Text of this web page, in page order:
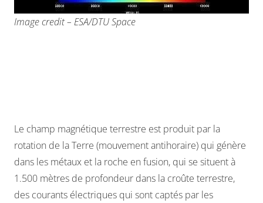
Imagecredit– ESA/DTUSpace
Le champ magnétique terrestre est produit par la
rotation de la Terre (mouvement antihoraire) qui génère
dans les métaux et la roche en fusion, qui se situent à
1.500 mètres de profondeur dans la croûte terrestre,
des courants électriques qui sont captés par les